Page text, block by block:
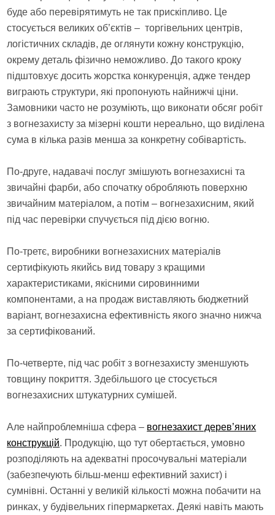
буде або перевірятимуть не так прискіпливо. Це
стосується великих об’єктів – торгівельних центрів,
логістичних складів, де оглянути кожну конструкцію,
окрему деталь фізично неможливо. До такого кроку
підштовхує досить жорстка конкуренція, адже тендер
виграють структури, які пропонують найнижчі ціни.
Замовники часто не розуміють, що виконати обсяг робіт
з вогнезахисту за мізерні кошти нереально, що виділена
сума в кілька разів менша за конкретну собівартість.
По-друге, надавачі послуг змішують вогнезахисні та
звичайні фарби, або спочатку обробляють поверхню
звичайним матеріалом, а потім – вогнезахисним, який
під час перевірки спучується під дією вогню.
По-третє, виробники вогнезахисних матеріалів
сертифікують якийсь вид товару з кращими
характеристиками, якісними сировинними
компонентами, а на продаж виставляють бюджетний
варіант, вогнезахисна ефективність якого значно нижча
за сертифікований.
По-четверте, під час робіт з вогнезахисту зменшують
товщину покриття. Здебільшого це стосується
вогнезахисних штукатурних сумішей.
Але найпроблемніша сфера – вогнезахист дерев’яних
конструкцій. Продукцію, що тут обертається, умовно
розподіляють на адекватні просочувальні матеріали
(забезпечують більш-менш ефективний захист) і
сумнівні. Останні у великій кількості можна побачити на
ринках, у будівельних гіпермаркетах. Деякі навіть мають